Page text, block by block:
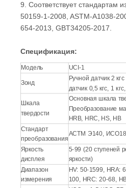
9. Соответствует стандартам
50159-1-2008, ASTM-A1038-
654-2013, GBT34205-2017.
Спецификация:
Модель UCI-1
Зонд
Ручной датчик 2
датчик 0,5 кгс, 1
Шкала
твердости
Основная шкала
Преобразование
HRB, HRC, HS, HB
Стандарт
преобразования
АСТМ Э140,
Яркость
дисплея
5-99 (20 ступеней
яркости)
Диапазон
измерения
HV: 50-1599, HRA:
100, HRC: 20-68,